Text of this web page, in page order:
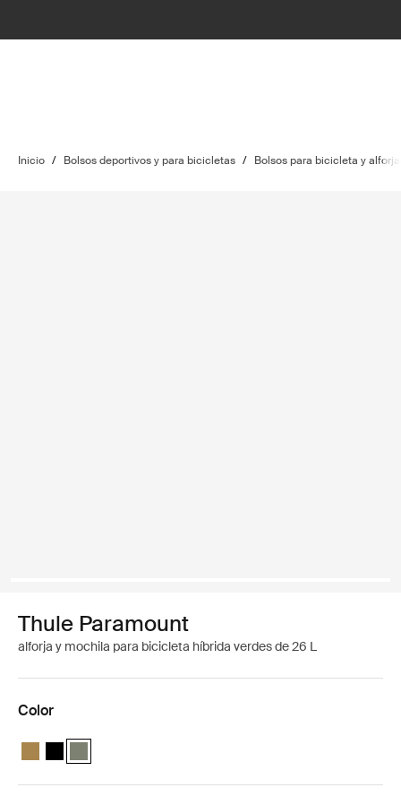
Inicio / Bolsos deportivos y para bicicletas / Bolsos para bicicleta y
Thule Paramount
alforja y mochila para bicicleta híbrida verdes de 26 L
Color
Thule Paramount Hybrid Pannier 26L Nutria brown
Thule Paramount Hybrid Pannier 26L Negro
Thule Paramount Hybrid Pannier 26L Verde suave